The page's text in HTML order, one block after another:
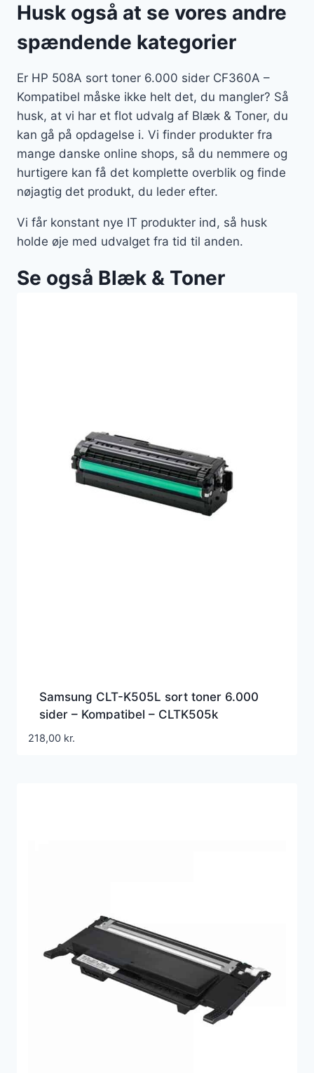
Husk også at se vores andre
spændende kategorier
Er HP 508A sort toner 6.000 sider CF360A –
Kompatibel måske ikke helt det, du mangler? Så
husk, at vi har et flot udvalg af Blæk & Toner, du
kan gå på opdagelse i. Vi finder produkter fra
mange danske online shops, så du nemmere og
hurtigere kan få det komplette overblik og finde
nøjagtig det produkt, du leder efter.
Vi får konstant nye IT produkter ind, så husk
holde øje med udvalget fra tid til anden.
Se også Blæk & Toner
Samsung CLT-K505L sort toner 6.000
sider – Kompatibel – CLTK505k
218,00 kr.